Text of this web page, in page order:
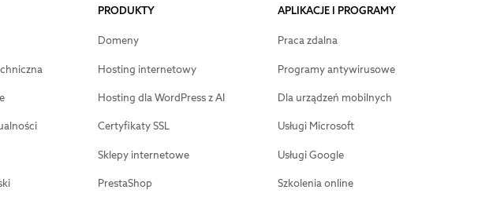
PRODUKTY
Domeny
Hosting internetowy
Hosting dla WordPress z AI
Certyfikaty SSL
Sklepy internetowe
PrestaShop
APLIKACJE I PROGRAMY
Praca zdalna
Programy antywirusowe
Dla urządzeń mobilnych
Usługi Microsoft
Usługi Google
Szkolenia online